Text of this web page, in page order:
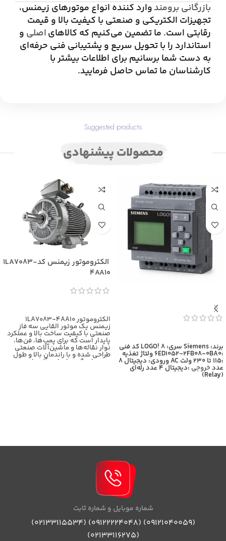
بازرگانی برومندوارد کننده انواع موتورهای زیمنس،
تجهیزات الکتریکی و صنعتی با کیفیت بالا و قیمت
رقابتی است. ما تضمین می‌کنیم که کالاهایاصلی و
استاندارد را با تحویل سریع و پشتیبانی فنی حرفه‌ای
به دست شما برسانیم برای اطلاعات بیشتر با
کارشناسان ما تماس حاصل فرمایید.
Suggested products
محصولات پیشنهادی
برند: Siemens سری: LOGO! 8 کد فنی
:6ED1052-2FB08-0BA0 ولتاژ تغذیه
:115 تا 230 ولت AC ورودی: دیجیتال 8
عددخروجی :دیجیتال 4 عدد رله‌ای
(Relay)
الکتروموتور زیمنس کد1LA7083-
4AA10
الکتروموتور 1LA7083-4AA10
زیمنس یک موتور القایی سه فاز
صنعتی با کیفیت ساخت بالا و عملکرد
پایدار است که برای پمپ‌ها، فن‌ها،
نوار نقاله‌ها و ماشین‌آلات صنعتی
طراحی شده و با راندمان بالا و طول
عمر زیاد، گزینه‌ای ایده‌آل برای
شماره موبایل و شماره ثابت
(09121040059) (09122224048) (02133115534)
(02133116275)